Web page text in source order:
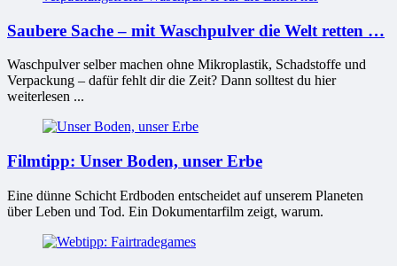
Saubere Sache – mit Waschpulver die Welt retten …
Waschpulver selber machen ohne Mikroplastik, Schadstoffe und
Verpackung – dafür fehlt dir die Zeit? Dann solltest du hier
weiterlesen ...
Filmtipp: Unser Boden, unser Erbe
Eine dünne Schicht Erdboden entscheidet auf unserem Planeten
über Leben und Tod. Ein Dokumentarfilm zeigt, warum.